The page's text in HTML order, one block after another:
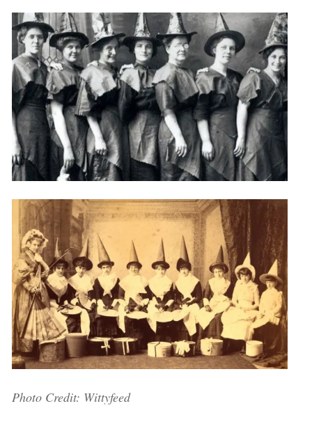
Photo Credit: Wittyfeed